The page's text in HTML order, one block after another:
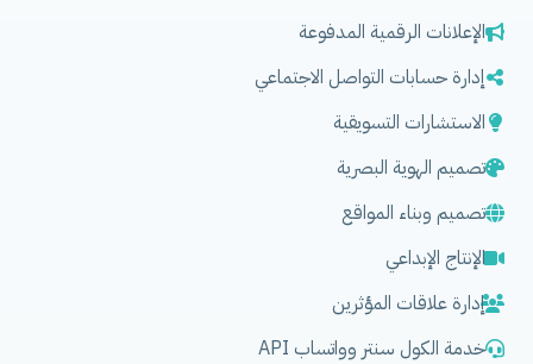
الإعلانات الرقمية المدفوعة
إدارة حسابات التواصل الاجتماعي
الاستشارات التسويقية
تصميم الهوية البصرية
تصميم وبناء المواقع
الإنتاج الإبداعي
إدارة علاقات المؤثرين
خدمة الكول سنتر وواتساب API